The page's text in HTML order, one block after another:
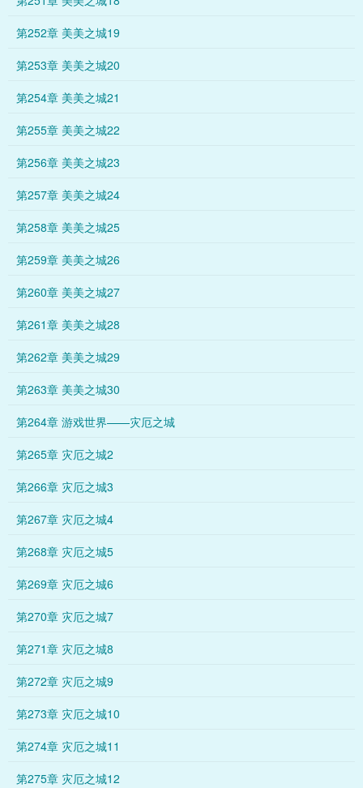
第252章 美美之城19
第253章 美美之城20
第254章 美美之城21
第255章 美美之城22
第256章 美美之城23
第257章 美美之城24
第258章 美美之城25
第259章 美美之城26
第260章 美美之城27
第261章 美美之城28
第262章 美美之城29
第263章 美美之城30
第264章 游戏世界——灾厄之城
第265章 灾厄之城2
第266章 灾厄之城3
第267章 灾厄之城4
第268章 灾厄之城5
第269章 灾厄之城6
第270章 灾厄之城7
第271章 灾厄之城8
第272章 灾厄之城9
第273章 灾厄之城10
第274章 灾厄之城11
第275章 灾厄之城12